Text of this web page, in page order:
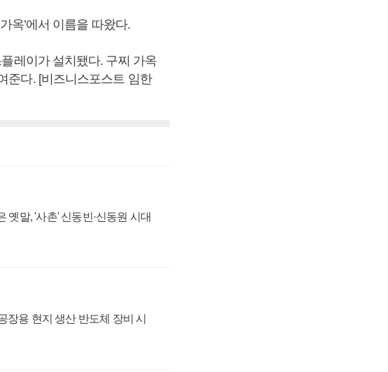
옥’에서 이름을 따왔다.
레이가 설치됐다. 구찌 가옥
준다. [비즈니스포스트 임한
옛말, '사촌' 신동빈·신동원 시대
장용 현지 생산 반도체 장비 시